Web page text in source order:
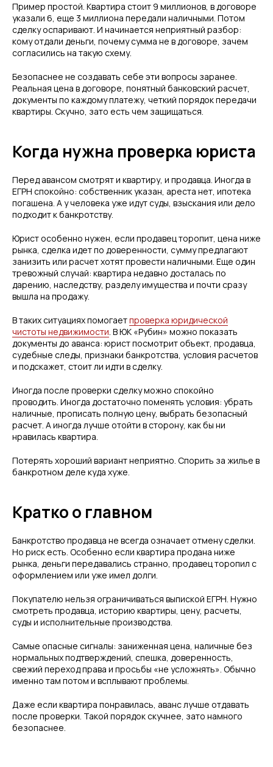
Пример простой. Квартира стоит 9 миллионов, в договоре
указали 6, еще 3 миллиона передали наличными. Потом
сделку оспаривают. И начинается неприятный разбор:
кому отдали деньги, почему сумма не в договоре, зачем
согласились на такую схему.
Безопаснее не создавать себе эти вопросы заранее.
Реальная цена в договоре, понятный банковский расчет,
документы по каждому платежу, четкий порядок передачи
квартиры. Скучно, зато есть чем защищаться.
Когда нужна проверка юриста
Перед авансом смотрят и квартиру, и продавца. Иногда в
ЕГРН спокойно: собственник указан, ареста нет, ипотека
погашена. А у человека уже идут суды, взыскания или дело
подходит к банкротству.
Юрист особенно нужен, если продавец торопит, цена ниже
рынка, сделка идет по доверенности, сумму предлагают
занизить или расчет хотят провести наличными. Еще один
тревожный случай: квартира недавно досталась по
дарению, наследству, разделу имущества и почти сразу
вышла на продажу.
В таких ситуациях помогаетпроверка юридической
чистоты недвижимости. В ЮК «Рубин» можно показать
документы до аванса: юрист посмотрит объект, продавца,
судебные следы, признаки банкротства, условия расчетов
и подскажет, стоит ли идти в сделку.
Иногда после проверки сделку можно спокойно
проводить. Иногда достаточно поменять условия: убрать
наличные, прописать полную цену, выбрать безопасный
расчет. А иногда лучше отойти в сторону, как бы ни
нравилась квартира.
Потерять хороший вариант неприятно. Спорить за жилье в
банкротном деле куда хуже.
Кратко о главном
Банкротство продавца не всегда означает отмену сделки.
Но риск есть. Особенно если квартира продана ниже
рынка, деньги передавались странно, продавец торопил с
оформлением или уже имел долги.
Покупателю нельзя ограничиваться выпиской ЕГРН. Нужно
смотреть продавца, историю квартиры, цену, расчеты,
суды и исполнительные производства.
Самые опасные сигналы: заниженная цена, наличные без
нормальных подтверждений, спешка, доверенность,
свежий переход права и просьбы «не усложнять». Обычно
именно там потом и всплывают проблемы.
Даже если квартира понравилась, аванс лучше отдавать
после проверки. Такой порядок скучнее, зато намного
безопаснее.